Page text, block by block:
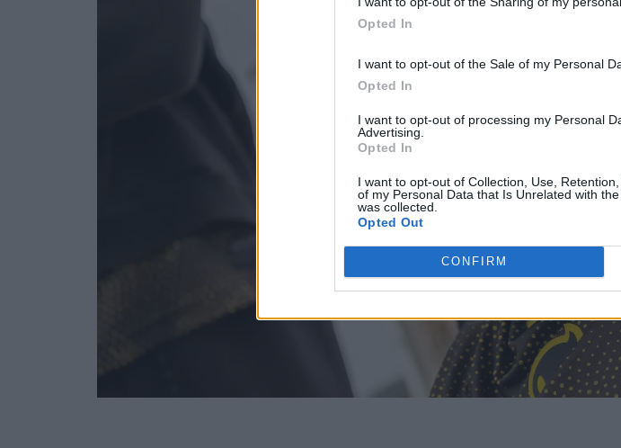
Opted In
I want to opt-out of the Sale of my Personal
Opted In
I want to opt-out of processing my Personal
Advertising.
Opted In
I want to opt-out of Collection, Use,
of my Personal Data that Is Unrelated with
was collected.
Opted Out
CONFIRM